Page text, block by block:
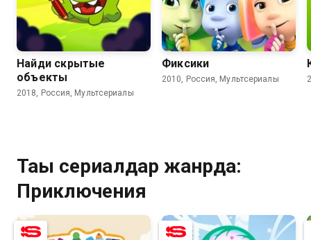
8.2
Найди скрытые
объекты
2018, Россия, Мультсериалы
8.0 6.2
Фиксики
2010, Россия, Мультсериалы
Тағы сериалдар жанрда:
Приключения